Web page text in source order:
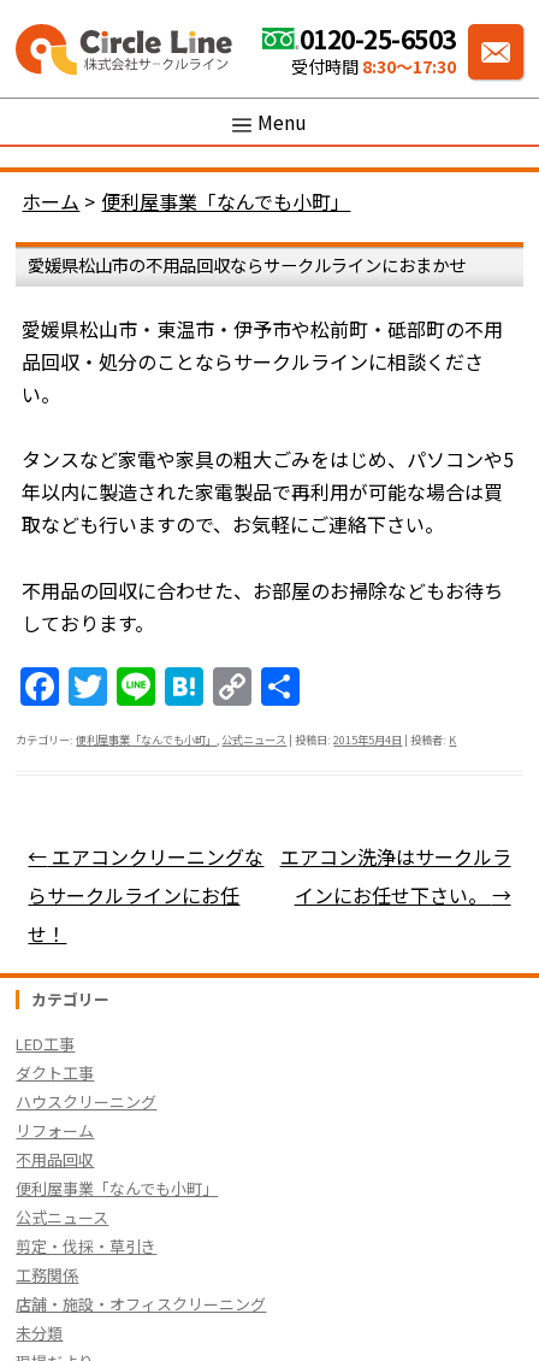
0120-25-6503
受付時間 8:30〜17:30
Menu
ホーム > 便利屋事業「なんでも小町」
愛媛県松山市の不用品回収ならサークルラインにおまかせ
愛媛県松山市・東温市・伊予市や松前町・砥部町の不用
品回収・処分のことならサークルラインに相談くださ
い。
タンスなど家電や家具の粗大ごみをはじめ、パソコンや5
年以内に製造された家電製品で再利用が可能な場合は買
取なども行いますので、お気軽にご連絡下さい。
不用品の回収に合わせた、お部屋のお掃除などもお待ち
しております。
F
a
c
b
o
o
k
T
w
itt
Li
n
e
H
at
e
a
C
o
p
Li
n
有
カテゴリー:便利屋事業「なんでも小町」 ,公式ニュース | 投稿日:2015年5月4日 |投稿者: K
投稿ナビゲーション
← エアコンクリーニングな
らサークルラインにお任
せ！
エアコン洗浄はサークルラ
インにお任せ下さい。 →
カテゴリー
LED工事
ダクト工事
ハウスクリーニング
リフォーム
不用品回収
便利屋事業「なんでも小町」
公式ニュース
剪定・伐採・草引き
工務関係
店舗・施設・オフィスクリーニング
未分類